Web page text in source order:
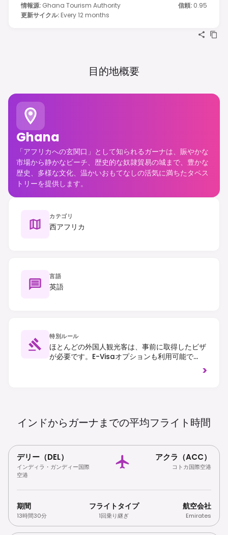
情報源: Ghana Tourism Authority 信頼: 0.95
更新サイクル: Every 12 months
目的地概要
Ghana
「アフリカへの玄関口」として知られるガーナは、賑やかな
市場から静かなビーチ、歴史的な奴隷貿易の城まで、豊かな
歴史、多様な文化、温かいおもてなしの活気に満ちたタペス
トリーを提供します。
カテゴリ
西アフリカ
言語
英語
特別ルール
ほとんどの外国人観光客は、事前に取得したビザ
が必要です。e-Visaオプションも利用可能で
す。入国には有効な黄熱病予防接種証明書が必須>
インドからガーナまでの平均フライト時間
デリー（DEL）
インディラ・ガンディー国際
空港
アクラ（ACC）
コトカ国際空港
期間
13時間30分
フライトタイプ
1回乗り継ぎ
航空会社
Emirates